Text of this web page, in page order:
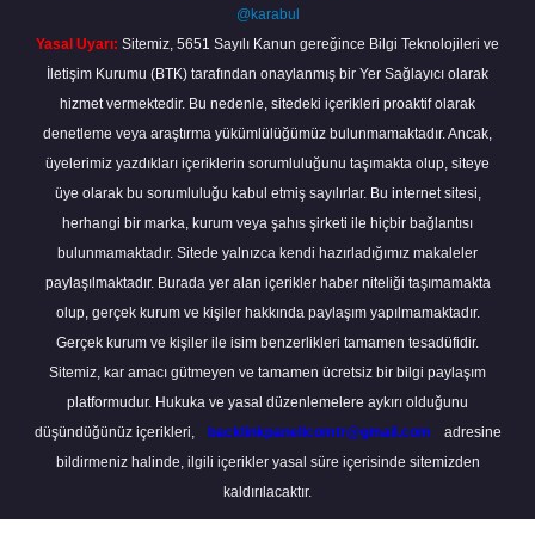
@karabul
Yasal Uyarı: Sitemiz, 5651 Sayılı Kanun gereğince Bilgi Teknolojileri ve
İletişim Kurumu (BTK) tarafından onaylanmış bir Yer Sağlayıcı olarak
hizmet vermektedir. Bu nedenle, sitedeki içerikleri proaktif olarak
denetleme veya araştırma yükümlülüğümüz bulunmamaktadır. Ancak,
üyelerimiz yazdıkları içeriklerin sorumluluğunu taşımakta olup, siteye
üye olarak bu sorumluluğu kabul etmiş sayılırlar. Bu internet sitesi,
herhangi bir marka, kurum veya şahıs şirketi ile hiçbir bağlantısı
bulunmamaktadır. Sitede yalnızca kendi hazırladığımız makaleler
paylaşılmaktadır. Burada yer alan içerikler haber niteliği taşımamakta
olup, gerçek kurum ve kişiler hakkında paylaşım yapılmamaktadır.
Gerçek kurum ve kişiler ile isim benzerlikleri tamamen tesadüfidir.
Sitemiz, kar amacı gütmeyen ve tamamen ücretsiz bir bilgi paylaşım
platformudur. Hukuka ve yasal düzenlemelere aykırı olduğunu
düşündüğünüz içerikleri,
backlinkpanelicomtr@gmail.com
adresine
bildirmeniz halinde, ilgili içerikler yasal süre içerisinde sitemizden
kaldırılacaktır.